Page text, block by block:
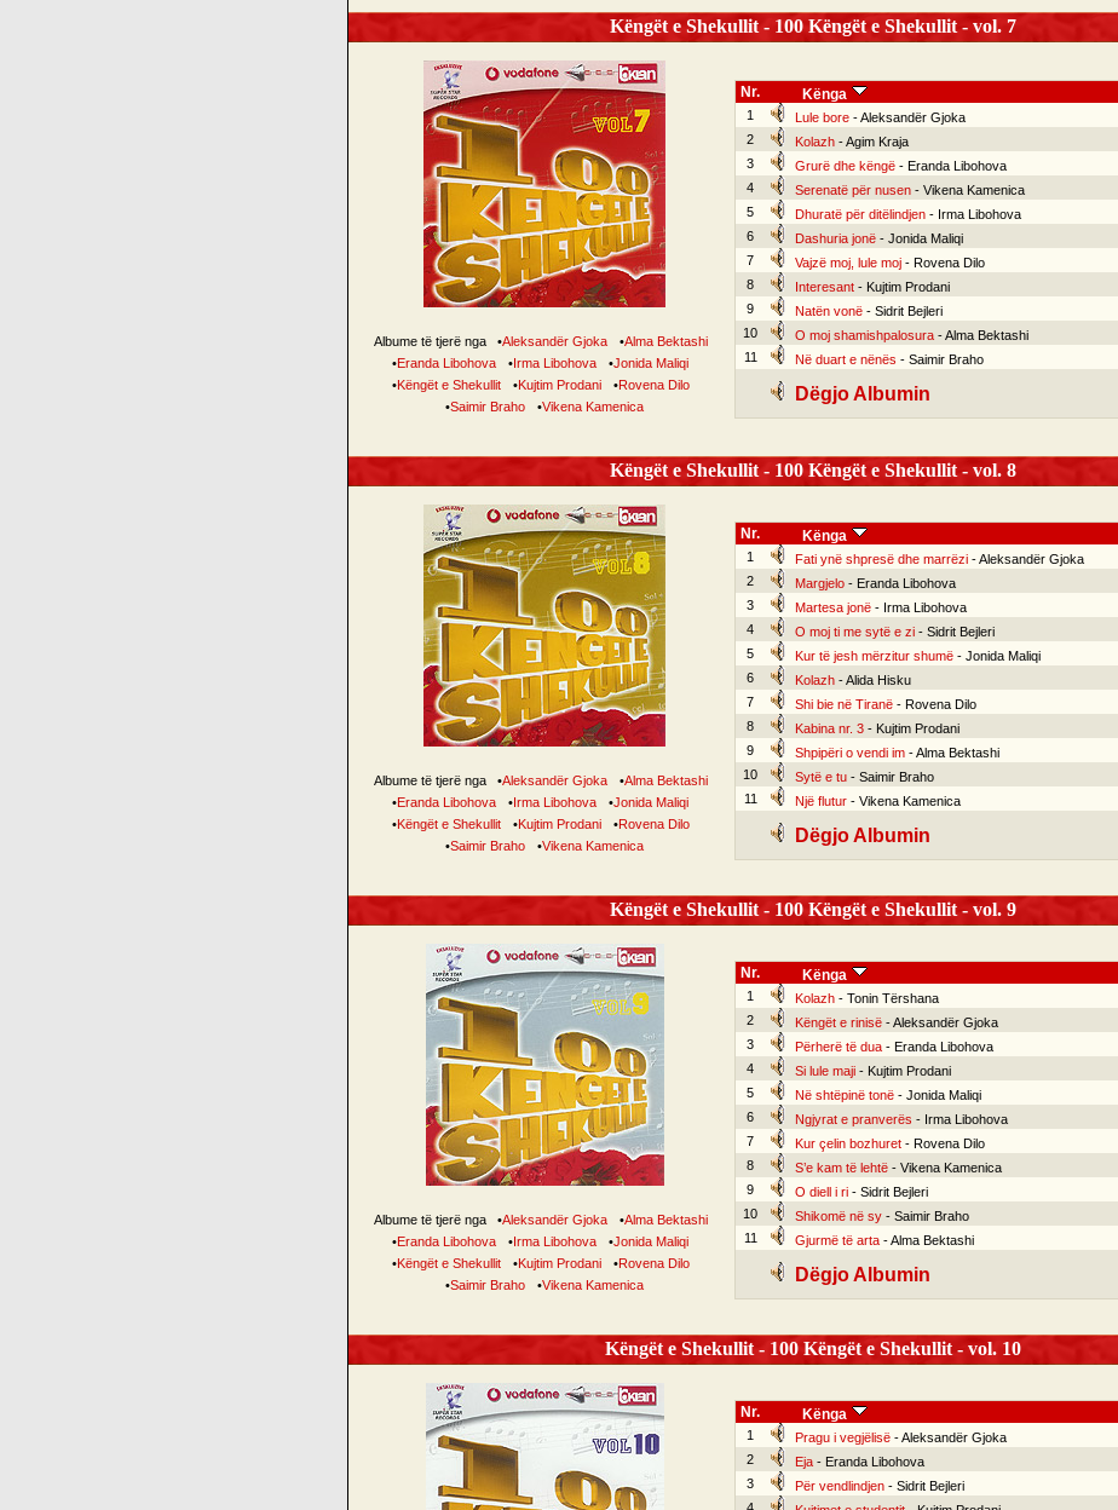
Këngët e Shekullit - 100 Këngët e Shekullit - vol. 7
Albume të tjerë nga •Aleksandër Gjoka •Alma Bektashi
•Eranda Libohova •Irma Libohova •Jonida Maliqi
•Këngët e Shekullit •Kujtim Prodani •Rovena Dilo
•Saimir Braho •Vikena Kamenica
Nr. Kënga
1 Lule bore- Aleksandër Gjoka
2
Kolazh- Agim Kraja
3
Grurë dhe këngë- Eranda Libohova
4
Serenatë për nusen- Vikena Kamenica
5
Dhuratë për ditëlindjen- Irma Libohova
6
Dashuria jonë- Jonida Maliqi
7
Vajzë moj, lule moj- Rovena Dilo
8
Interesant- Kujtim Prodani
9
Natën vonë- Sidrit Bejleri
10
O moj shamishpalosura- Alma Bektashi
11
Në duart e nënës - Saimir Braho
Dëgjo Albumin
Këngët e Shekullit - 100 Këngët e Shekullit - vol. 8
Albume të tjerë nga •Aleksandër Gjoka •Alma Bektashi
•Eranda Libohova •Irma Libohova •Jonida Maliqi
•Këngët e Shekullit •Kujtim Prodani •Rovena Dilo
•Saimir Braho •Vikena Kamenica
Nr. Kënga
1 Fati ynë shpresë dhe marrëzi- Aleksandër Gjoka
2
Margjelo- Eranda Libohova
3
Martesa jonë- Irma Libohova
4
O moj ti me sytë e zi- Sidrit Bejleri
5
Kur të jesh mërzitur shumë- Jonida Maliqi
6
Kolazh- Alida Hisku
7
Shi bie në Tiranë- Rovena Dilo
8
Kabina nr. 3- Kujtim Prodani
9
Shpipëri o vendi im- Alma Bektashi
10
Sytë e tu- Saimir Braho
11
Një flutur- Vikena Kamenica
Dëgjo Albumin
Këngët e Shekullit - 100 Këngët e Shekullit - vol. 9
Albume të tjerë nga •Aleksandër Gjoka •Alma Bektashi
•Eranda Libohova •Irma Libohova •Jonida Maliqi
•Këngët e Shekullit •Kujtim Prodani •Rovena Dilo
•Saimir Braho •Vikena Kamenica
Nr. Kënga
1 Kolazh- Tonin Tërshana
2
Këngët e rinisë- Aleksandër Gjoka
3
Përherë të dua- Eranda Libohova
4
Si lule maji- Kujtim Prodani
5
Në shtëpinë tonë- Jonida Maliqi
6
Ngjyrat e pranverës - Irma Libohova
7
Kur çelin bozhuret- Rovena Dilo
8
S’e kam të lehtë- Vikena Kamenica
9
O diell i ri- Sidrit Bejleri
10
Shikomë në sy- Saimir Braho
11
Gjurmë të arta- Alma Bektashi
Dëgjo Albumin
Këngët e Shekullit - 100 Këngët e Shekullit - vol. 10
Nr. Kënga
1 Pragu i vegjëlisë- Aleksandër Gjoka
2
Eja- Eranda Libohova
3
Për vendlindjen- Sidrit Bejleri